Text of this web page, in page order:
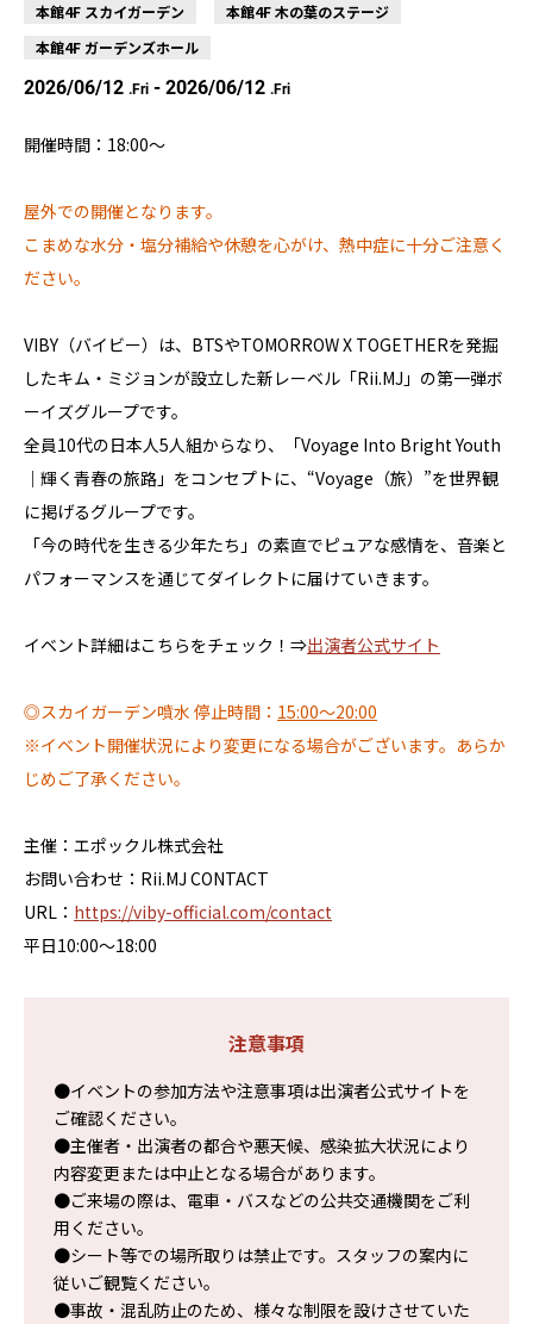
本館4F スカイガーデン
本館4F 木の葉のステージ
本館4F ガーデンズホール
2026/06/12 .Fri - 2026/06/12 .Fri
開催時間：18:00～
屋外での開催となります。
こまめな水分・塩分補給や休憩を心がけ、熱中症に十分ご注意く
ださい。
VIBY（バイビー）は、BTSやTOMORROW X TOGETHERを発掘
したキム・ミジョンが設立した新レーベル「Rii.MJ」の第一弾ボ
ーイズグループです。
全員10代の日本人5人組からなり、「Voyage Into Bright Youth
｜輝く青春の旅路」をコンセプトに、“Voyage（旅）”を世界観
に掲げるグループです。
「今の時代を生きる少年たち」の素直でピュアな感情を、音楽と
パフォーマンスを通じてダイレクトに届けていきます。
イベント詳細はこちらをチェック！⇒出演者公式サイト
◎スカイガーデン噴水 停止時間： 15:00～20:00
※イベント開催状況により変更になる場合がございます。あらか
じめご了承ください。
主催：エポックル株式会社
お問い合わせ：Rii.MJ CONTACT
URL： https://viby-official.com/contact
平日10:00～18:00
注意事項
●イベントの参加方法や注意事項は出演者公式サイトを
ご確認ください。
●主催者・出演者の都合や悪天候、感染拡大状況により
内容変更または中止となる場合があります。
●ご来場の際は、電車・バスなどの公共交通機関をご利
用ください。
●シート等での場所取りは禁止です。スタッフの案内に
従いご観覧ください。
●事故・混乱防止のため、様々な制限を設けさせていた